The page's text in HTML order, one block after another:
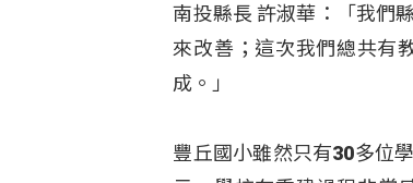
南投縣長 許淑華：「我們
來改善；這次我們總共有
成。」
豐丘國小雖然只有30多位